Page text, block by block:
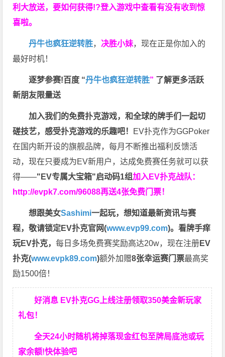
利大放送，要如何获得!?登入游戏中查看有没有收到惊
喜啦。
丹牛也疯狂逆转胜， 决胜小妹，现在正是你加入的
最好时机！
逐梦参赛!百度 “丹牛也疯狂逆转胜” 了解更多活跃
新朋友限量送
加入我们的免费扑克游戏，和全球的牌手们一起切
磋技艺，感受扑克游戏的乐趣吧！ EV扑克作为GGPoker
在国内新开设的旗舰品牌，每月不断推出福利反馈活
动，现在只要成为EV新用户，达成免费赛任务就可以获
得——"EV专属大宝箱"启动码1组加入EV扑克战队：
http://evpk7.com/96088再送4张免费门票！
想跟美女Sashimi一起玩，想知道最新资讯与赛
程，敬请锁定EV扑克官网(www.evp99.com)。看牌手痒
玩EV扑克，每日多场免费赛奖励高达20w，现在注册EV
扑克(www.evpk89.com)额外加赠8张幸运赛门票最高奖
励1500倍！
好消息 EV扑克GG上线注册领取350美金新玩家
礼包！
全天24小时随机将掉落现金红包至牌局底池或玩
家余额!快体验吧